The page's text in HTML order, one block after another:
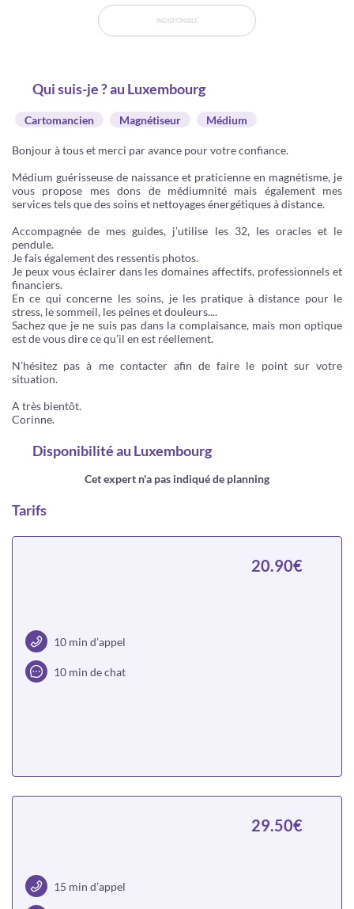
INDISPONIBLE
Qui suis-je ? au Luxembourg
Cartomancien Magnétiseur Médium
Bonjour à tous et merci par avance pour votre confiance.
Médium guérisseuse de naissance et praticienne en magnétisme, je
vous propose mes dons de médiumnité mais également mes
services tels que des soins et nettoyages énergétiques à distance.
Accompagnée de mes guides, j’utilise les 32, les oracles et le
pendule.
Je fais également des ressentis photos.
Je peux vous éclairer dans les domaines affectifs, professionnels et
financiers.
En ce qui concerne les soins, je les pratique à distance pour le
stress, le sommeil, les peines et douleurs....
Sachez que je ne suis pas dans la complaisance, mais mon optique
est de vous dire ce qu’il en est réellement.
N’hésitez pas à me contacter afin de faire le point sur votre
situation.
A très bientôt.
Corinne.
Disponibilitéau Luxembourg
Cet expert n'a pas indiqué de planning
Tarifs
10 min d’appel
10 min de chat
20.90€
15 min d’appel
29.50€